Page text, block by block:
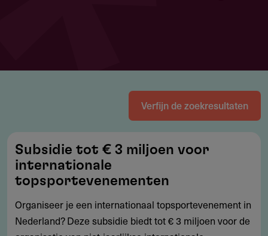
Verfijn de zoekresultaten
tot
€
3
miljoen
voor
Subsidie tot € 3 miljoen voor
internationale
topsportevenementen
Organiseer je een internationaal topsportevenement in
Nederland? Deze subsidie biedt tot € 3 miljoen voor de